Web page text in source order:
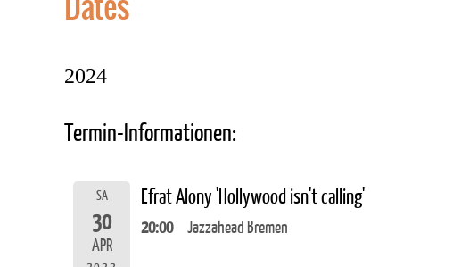
Dates
2024
Termin-Informationen:
SA
30
APR
Efrat Alony 'Hollywood isn't calling'
20:00 Jazzahead Bremen